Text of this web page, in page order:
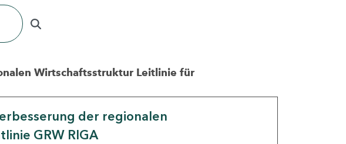
Wirtschaftsstruktur Leitlinie für
der regionalen
GRW RIGA